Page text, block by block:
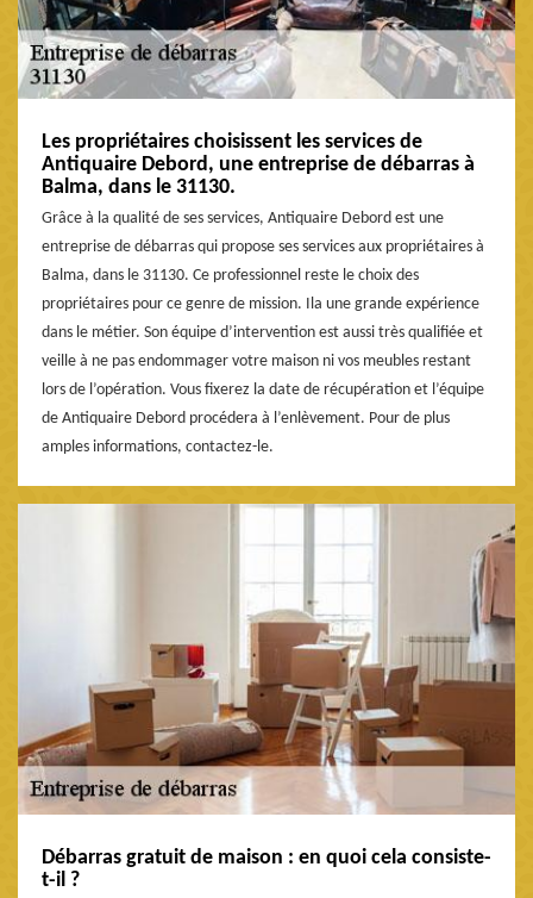
Les propriétaires choisissent les services de
Antiquaire Debord, une entreprise de débarras à
Balma, dans le 31130.
Grâce à la qualité de ses services, Antiquaire Debord est une
entreprise de débarras qui propose ses services aux propriétaires à
Balma, dans le 31130. Ce professionnel reste le choix des
propriétaires pour ce genre de mission. Ila une grande expérience
dans le métier. Son équipe d’intervention est aussi très qualifiée et
veille à ne pas endommager votre maison ni vos meubles restant
lors de l’opération. Vous fixerez la date de récupération et l’équipe
de Antiquaire Debord procédera à l’enlèvement. Pour de plus
amples informations, contactez-le.
Débarras gratuit de maison : en quoi cela consiste-
t-il ?